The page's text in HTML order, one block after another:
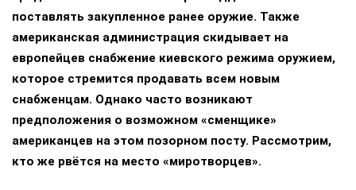
поставлять закупленное ранее оружие. Также
американская администрация скидывает на
европейцев снабжение киевского режима оружием,
которое стремится продавать всем новым
снабженцам. Однако часто возникают
предположения о возможном «сменщике»
американцев на этом позорном посту. Рассмотрим,
кто же рвётся на место «миротворцев».